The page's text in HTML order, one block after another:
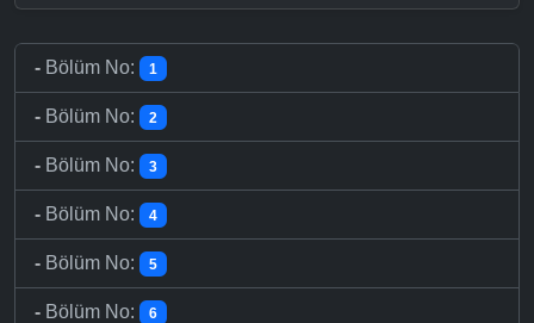
- Bölüm No: 1
- Bölüm No: 2
- Bölüm No: 3
- Bölüm No: 4
- Bölüm No: 5
- Bölüm No: 6